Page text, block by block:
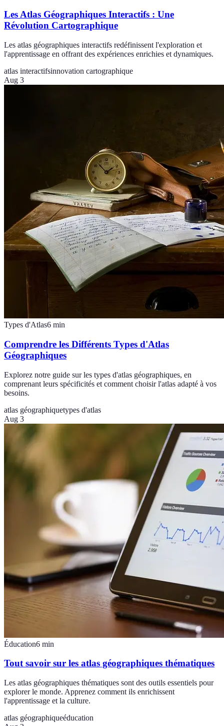
Les Atlas Géographiques Interactifs : Une
Révolution Cartographique
Les atlas géographiques interactifs redéfinissent l'exploration et
l'apprentissage en offrant des expériences enrichies et dynamiques.
atlas interactifsinnovation cartographique
Aug 3
Types d'Atlas6 min
Comprendre les Différents Types d'Atlas
Géographiques
Explorez notre guide sur les types d'atlas géographiques, en
comprenant leurs spécificités et comment choisir l'atlas adapté à vos
besoins.
atlas géographiquetypes d'atlas
Aug 3
Éducation6 min
Tout savoir sur les atlas géographiques thématiques
Les atlas géographiques thématiques sont des outils essentiels pour
explorer le monde. Apprenez comment ils enrichissent
l'apprentissage et la culture.
atlas géographiqueéducation